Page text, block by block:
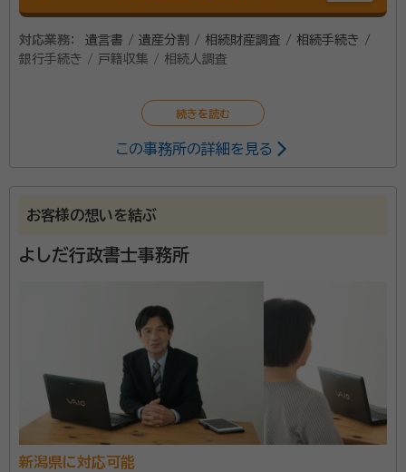
終活サポートに特化した事務所として活動されていますが、今後
対応業務：
遺言書 / 遺産分割 / 相続財産調査 / 相続手続き /
銀行手続き / 戸籍収集 / 相続人調査
この事務所の詳細を見る
お客様の想いを結ぶ
よしだ行政書士事務所
新潟県に対応可能